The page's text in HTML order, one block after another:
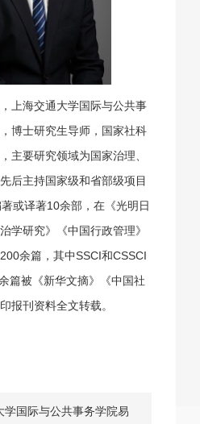
上海交通大学国际与公共事
博士研究生导师，国家社科
主要研究领域为国家治理、
后主持国家级和省部级项目
或译著10余部，在《光明日
学研究》《中国行政管理》
余篇，其中SSCI和CSSCI
篇被《新华文摘》《中国社
报刊资料全文转载。
学国际与公共事务学院易